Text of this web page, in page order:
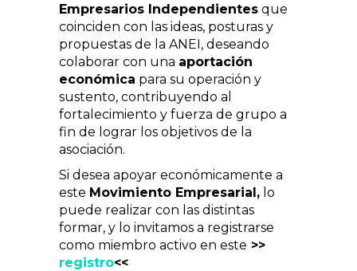
Empresarios Independientes que
coinciden con las ideas, posturas y
propuestas de la ANEI, deseando
colaborar con una aportación
económica para su operación y
sustento, contribuyendo al
fortalecimiento y fuerza de grupo a
fin de lograr los objetivos de la
asociación.
Si desea apoyar económicamente a
este Movimiento Empresarial, lo
puede realizar con las distintas
formar, y lo invitamos a registrarse
como miembro activo en este >>
registro<<